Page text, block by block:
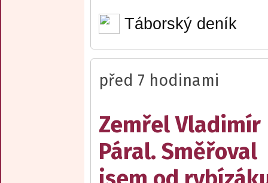
Táborský deník
před 7 hodinami
Zemřel Vladimír
Páral. Směřoval